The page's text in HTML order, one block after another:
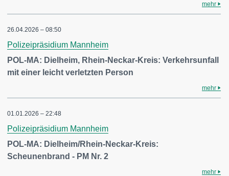
mehr
26.04.2026 – 08:50
Polizeipräsidium Mannheim
POL-MA: Dielheim, Rhein-Neckar-Kreis: Verkehrsunfall
mit einer leicht verletzten Person
mehr
01.01.2026 – 22:48
Polizeipräsidium Mannheim
POL-MA: Dielheim/Rhein-Neckar-Kreis:
Scheunenbrand - PM Nr. 2
mehr